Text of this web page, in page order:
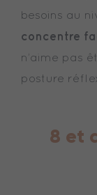
besoins au
concentre
n’aime pas
posture
8 et